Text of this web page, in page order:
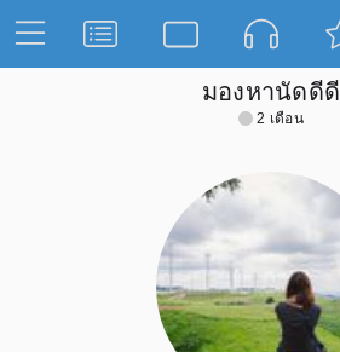
มองหานัดดีดี
2 เดือน